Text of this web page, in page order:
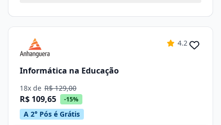
4.2
Informática na Educação
18x de R$ 129,00
R$ 109,65 -15%
A 2° Pós é Grátis